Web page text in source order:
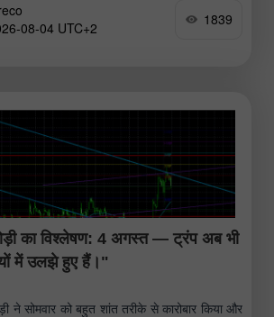
08-04 UTC+2
1839
का विश्लेषण: 4 अगस्त — ट्रंप अब भी
में उलझे हुए हैं।"
ने सोमवार को बहुत शांत तरीके से कारोबार किया और